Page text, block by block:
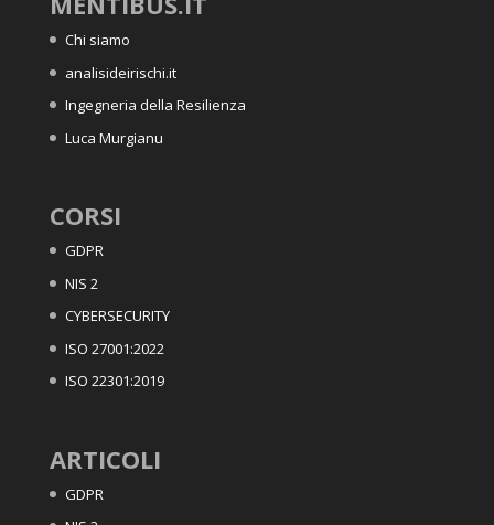
Chi siamo
analisideirischi.it
Ingegneria della Resilienza
Luca Murgianu
CORSI
GDPR
NIS 2
CYBERSECURITY
ISO 27001:2022
ISO 22301:2019
ARTICOLI
GDPR